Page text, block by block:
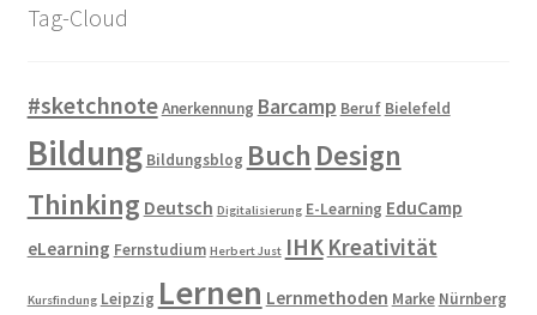
Tag-Cloud
#sketchnoteAnerkennung Barcamp Beruf Bielefeld
Bildung Bildungsblog Buch Design
Thinking Deutsch Digitalisierung E-Learning EduCamp
eLearning Fernstudium Herbert Just IHK Kreativität
Kursfindung Leipzig Lernen Lernmethoden Marke Nürnberg